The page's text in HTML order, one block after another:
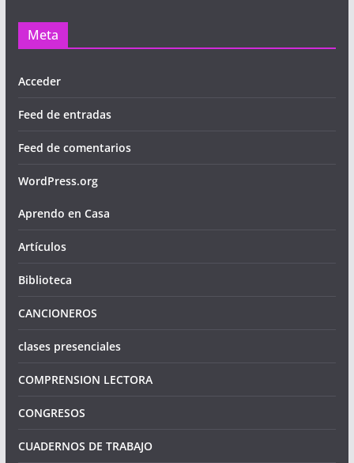
Meta
Acceder
Feed de entradas
Feed de comentarios
WordPress.org
Aprendo en Casa
Artículos
Biblioteca
CANCIONEROS
clases presenciales
COMPRENSION LECTORA
CONGRESOS
CUADERNOS DE TRABAJO